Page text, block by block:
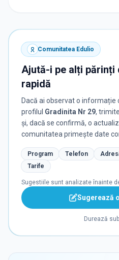
Comunitatea Edulio
Ajută-i pe alți părinți
rapidă
Dacă ai observat o informație
profilul Gradinita Nr 29,
și, dacă se confirmă, o
comunitatea primește date
Program Telefon
Tarife
Sugestiile sunt analizate înainte
Sugerează
Durează